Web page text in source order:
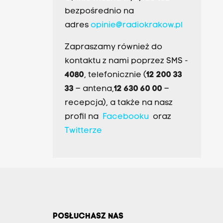
bezpośrednio na
adres opinie@radiokrakow.pl
Zapraszamy również do
kontaktu z nami poprzez SMS -
4080, telefonicznie (12 200 33
33– antena,12 630 60 00 –
recepcja), a także na nasz
profil na Facebookuoraz
Twitterze
POSŁUCHASZ NAS